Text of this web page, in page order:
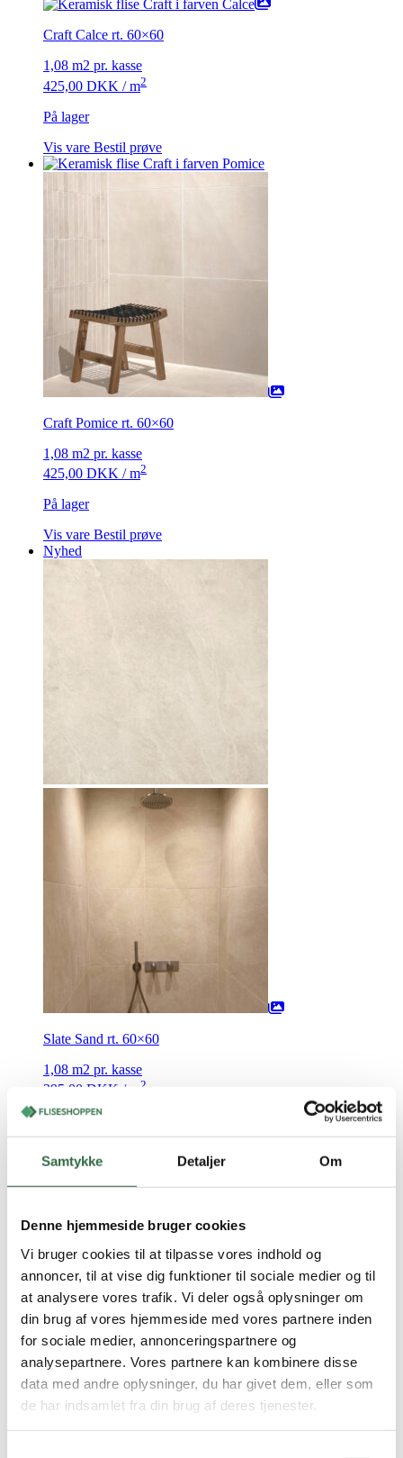
Samtykke Detaljer Om
Denne hjemmeside bruger cookies
Vi bruger cookies til at tilpasse vores indhold og
annoncer, til at vise dig funktioner til sociale medier og til
at analysere vores trafik. Vi deler også oplysninger om
din brug af vores hjemmeside med vores partnere inden
for sociale medier, annonceringspartnere og
analysepartnere. Vores partnere kan kombinere disse
data med andre oplysninger, du har givet dem, eller som
de har indsamlet fra din brug af deres tjenester.
Craft Calce rt. 60×60
1,08 m2 pr. kasse
425,00 DKK / m2
På lager
Vis vare Bestil prøve
Craft Pomice rt. 60×60
1,08 m2 pr. kasse
425,00 DKK / m2
På lager
Vis vare Bestil prøve
Nyhed
Slate Sand rt. 60×60
1,08 m2 pr. kasse
395,00 DKK / m 2
På lager